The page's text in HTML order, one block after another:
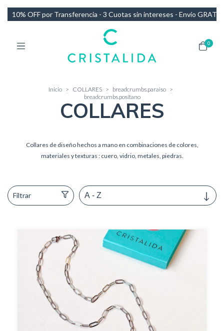
sin intereses - Envío GRATIS en compras de más de $140.000
0
Inicio > COLLARES > breadcrumbs.paraiso >
breadcrumbs.positano
COLLARES
Collares de diseño hechos a mano en combinaciones de colores,
materiales y texturas : cuero, vidrio, metales, piedras.
Filtrar